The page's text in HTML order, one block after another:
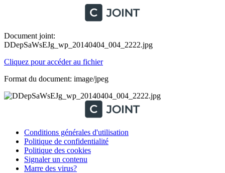
Document joint:
DDepSaWsEJg_wp_20140404_004_2222.jpg
Cliquez pour accéder au fichier
Format du document: image/jpeg
Conditions générales d'utilisation
Politique de confidentialité
Politique des cookies
Signaler un contenu
Marre des virus?